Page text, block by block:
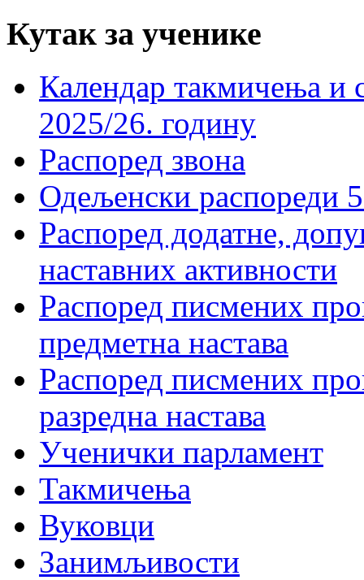
Кутак за ученике
Календар такмичења
2025/26. годину
Распоред звона
Одељенски распореди
Распоред додатне,
наставних активности
Распоред писмених
предметна настава
Распоред писмених
разредна настава
Ученички парламент
Такмичења
Вуковци
Занимљивости